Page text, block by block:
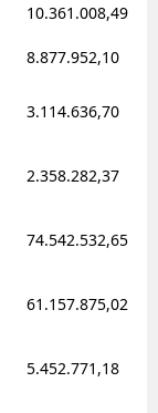
10.361.008,49
8.877.952,10
3.114.636,70
2.358.282,37
74.542.532,65
61.157.875,02
5.452.771,18